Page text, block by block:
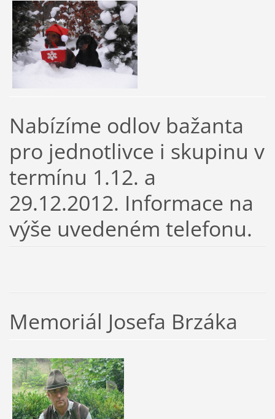
Nabízíme odlov bažanta
pro jednotlivce i skupinu v
termínu 1.12. a
29.12.2012. Informace na
výše uvedeném telefonu.
Memoriál Josefa Brzáka